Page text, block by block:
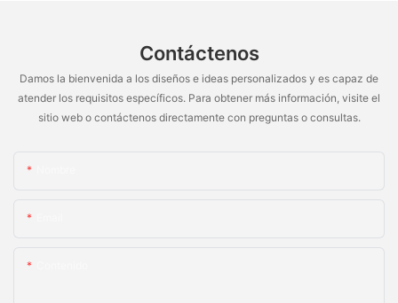
Contáctenos
Damos la bienvenida a los diseños e ideas personalizados y es capaz de
atender los requisitos específicos. Para obtener más información, visite el
sitio web o contáctenos directamente con preguntas o consultas.